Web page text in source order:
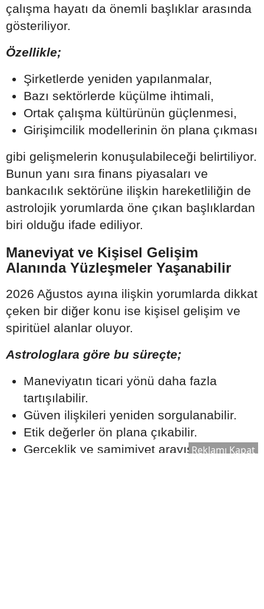
çalışma hayatı da önemli başlıklar arasında
gösteriliyor.
Özellikle;
Şirketlerde yeniden yapılanmalar,
Bazı sektörlerde küçülme ihtimali,
Ortak çalışma kültürünün güçlenmesi,
Girişimcilik modellerinin ön plana çıkması
gibi gelişmelerin konuşulabileceği belirtiliyor.
Bunun yanı sıra finans piyasaları ve
bankacılık sektörüne ilişkin hareketliliğin de
astrolojik yorumlarda öne çıkan başlıklardan
biri olduğu ifade ediliyor.
Maneviyat ve Kişisel Gelişim
Alanında Yüzleşmeler Yaşanabilir
2026 Ağustos ayına ilişkin yorumlarda dikkat
çeken bir diğer konu ise kişisel gelişim ve
spiritüel alanlar oluyor.
Astrologlara göre bu süreçte;
Maneviyatın ticari yönü daha fazla
tartışılabilir.
Güven ilişkileri yeniden sorgulanabilir.
Etik değerler ön plana çıkabilir.
Gerçeklik ve samimiyet arayışı güçReklamı Kapat